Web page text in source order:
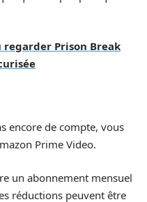
regarder Prison Break
encore de compte, vous
Prime Video.
un abonnement mensuel
réductions peuvent être